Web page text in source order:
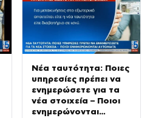
Νέα ταυτότητα: Ποιες
υπηρεσίες πρέπει να
ενημερώσετε για τα
νέα στοιχεία – Ποιοι
ενημερώνονται